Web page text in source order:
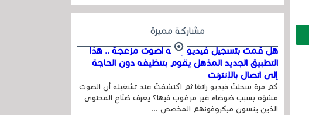
في...
مشاركة مميزة
هل قمت بتسجيل فيديو وفيه أصوت مزعجة .. هذا
التطبيق الجديد المذهل يقوم بتنظيفه دون الحاجة
إلى اتصال بالإنترنت
كم مرة سجلتَ فيديو رائعًا ثم اكتشفتَ عند تشغيله أن الصوت
مشوّه بسبب ضوضاء غير مرغوب فيها؟ يعرف صُنّاع المحتوى
الذين ينسون ميكروفونهم المخصص ...